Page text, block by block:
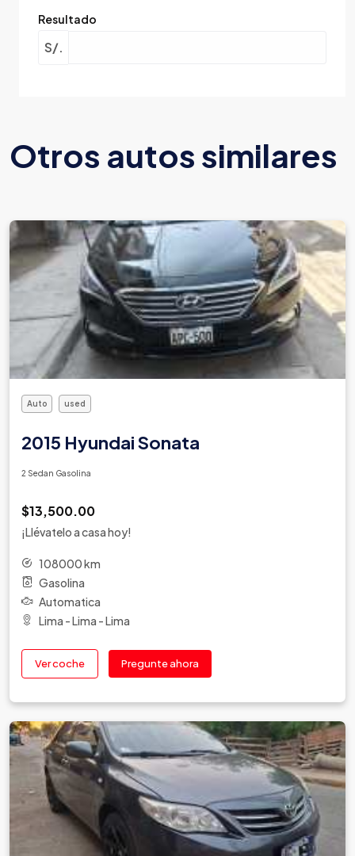
Resultado
S/.
Otros autos similares
Auto used
2015 Hyundai Sonata
2 Sedan Gasolina
$13,500.00
¡Llévatelo a casa hoy!
108000 km
Gasolina
Automatica
Lima - Lima - Lima
Ver coche Pregunte ahora